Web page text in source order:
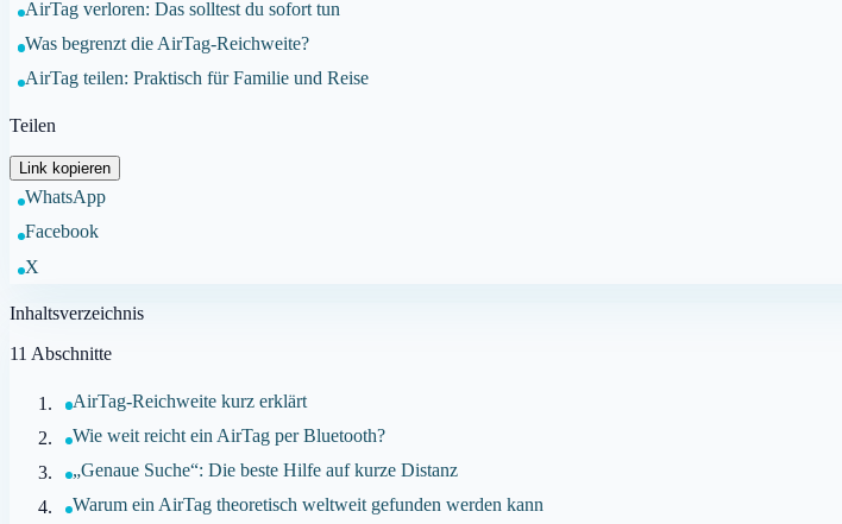
AirTag verloren: Das solltest du sofort tun
Was begrenzt die AirTag-Reichweite?
AirTag teilen: Praktisch für Familie und Reise
Teilen
Link kopieren
WhatsApp
Facebook
X
Inhaltsverzeichnis
11 Abschnitte
AirTag-Reichweite kurz erklärt
Wie weit reicht ein AirTag per Bluetooth?
„Genaue Suche“: Die beste Hilfe auf kurze Distanz
Warum ein AirTag theoretisch weltweit gefunden werden kann